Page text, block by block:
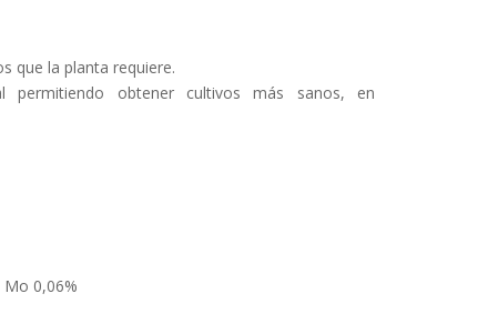
que la planta requiere.
permitiendo obtener cultivos más sanos, en
Mo 0,06%